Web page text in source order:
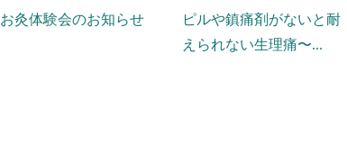
お灸体験会のお知らせ
ピルや鎮痛剤がないと耐
えられない生理痛〜...